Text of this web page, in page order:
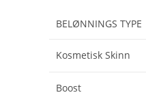
BELØNNINGS TYPE
Kosmetisk Skinn
Boost